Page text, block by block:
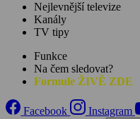
Nejlevnější televize
Kanály
TV tipy
Funkce
Na čem sledovat?
Formule ŽIVĚ ZDE
Facebook Instagram